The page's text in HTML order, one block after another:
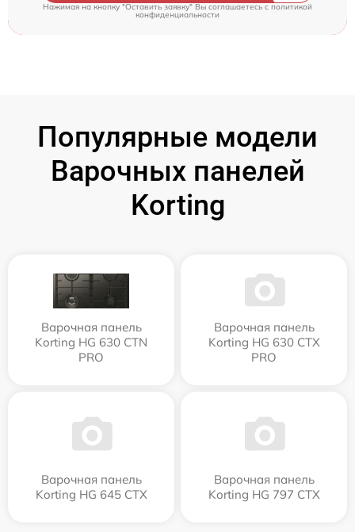
Нажимая на кнопку "Оставить заявку" Вы соглашаетесь cполитикой
конфиденциальности
Популярные модели
Варочных панелей
Korting
Варочная панель
Korting HG 630 CTN
PRO
Варочная панель
Korting HG 630 CTX
PRO
Варочная панель
Korting HG 645 CTX
Варочная панель
Korting HG 797 CTX